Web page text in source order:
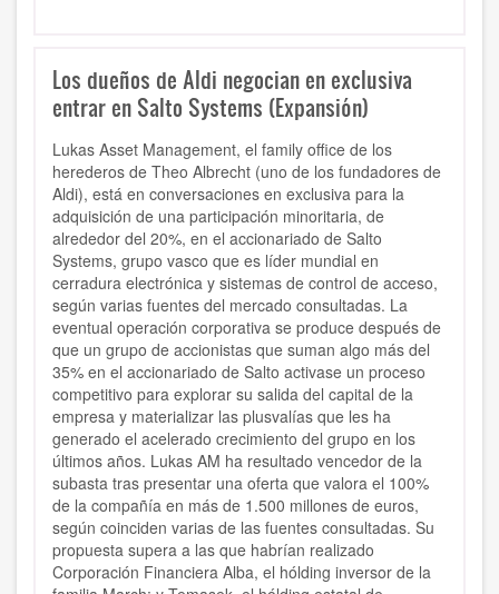
Los dueños de Aldi negocian en exclusiva
entrar en Salto Systems (Expansión)
Lukas Asset Management, el family office de los
herederos de Theo Albrecht (uno de los fundadores de
Aldi), está en conversaciones en exclusiva para la
adquisición de una participación minoritaria, de
alrededor del 20%, en el accionariado de Salto
Systems, grupo vasco que es líder mundial en
cerradura electrónica y sistemas de control de acceso,
según varias fuentes del mercado consultadas. La
eventual operación corporativa se produce después de
que un grupo de accionistas que suman algo más del
35% en el accionariado de Salto activase un proceso
competitivo para explorar su salida del capital de la
empresa y materializar las plusvalías que les ha
generado el acelerado crecimiento del grupo en los
últimos años. Lukas AM ha resultado vencedor de la
subasta tras presentar una oferta que valora el 100%
de la compañía en más de 1.500 millones de euros,
según coinciden varias de las fuentes consultadas. Su
propuesta supera a las que habrían realizado
Corporación Financiera Alba, el hólding inversor de la